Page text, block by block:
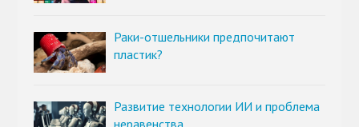
Раки-отшельники предпочитают
пластик?
Развитие технологии ИИ и проблема
неравенства